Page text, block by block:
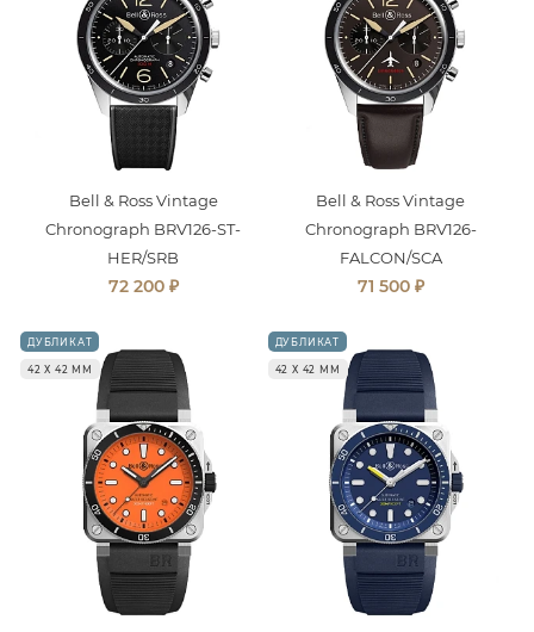
Bell & Ross Vintage
Chronograph BRV126-ST-
HER/SRB
72 200 ₽
Bell & Ross Vintage
Chronograph BRV126-
FALCON/SCA
71 500 ₽
ДУБЛИКАТ
42 Х 42 ММ
ДУБЛИКАТ
42 Х 42 ММ